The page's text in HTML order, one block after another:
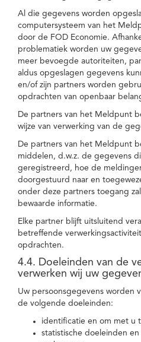
Al die gegevens worden
computersysteem van het
door de FOD Economie.
problematiek worden uw
meer bevoegde autoriteiten,
aldus opgeslagen gegevens
en/of zijn partners worden
opdrachten van openbaar
De partners van het Meldpunt
wijze van verwerking van de
De partners van het Meldpunt
middelen, d.w.z. de gegevens
geregistreerd, hoe de
doorgestuurd naar en
onder deze partners toegang
bewaarde informatie.
Elke partner blijft uitsluitend
betreffende
opdrachten.
4.4. Doeleinden van de
verwerken wij uw
Uw persoonsgegevens worden
de volgende doeleinden:
identificatie en om met u
statistische doeleinden